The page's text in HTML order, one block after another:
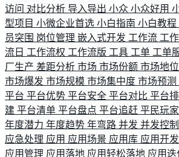
访问 对比分析 导入导出 小众 小众好用
型项目 小微企业首选 小白指南 小白教程
员突围 岗位管理 嵌入式开发 工作流 工
流日 工作流权 工作流版 工具 工单 工单
厂生产 差距分析 市场 市场份额 市场地位
市场爆发 市场规模 市场集中度 市场预测
平台 平台优势 平台安全 平台对比 平台
建 平台清单 平台盘点 平台追赶 平民玩家
年度潜力 年度趋势 年弯路 并发 并发控制
应急处理 应用 应用场景 应用库 应用开发
应用管理 应用落地 应用轻松落地 应用迭